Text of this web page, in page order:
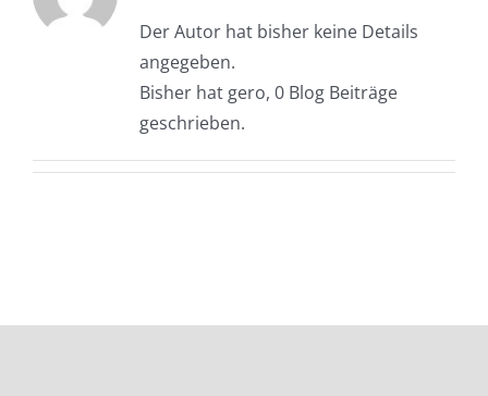
Der Autor hat bisher keine Details
angegeben.
Bisher hat gero, 0 Blog Beiträge
geschrieben.